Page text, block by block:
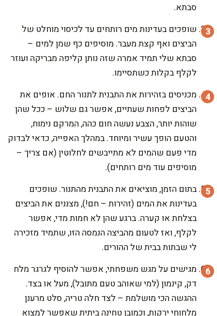
סבתא.
שופכים בעדינות מים רותחים עד לכיסוי מוחלט של
הביצים ואף קצת מעבר. מוסיפים כף שמן למים –
סבתא שלי תמיד אמרה שזה נותן קליפה מבריקה ועוזר
לקלף בקלות כשתסיימו.
מכניסים בזהירות את התבנית לתנור החם. אופים את
הביצים לפחות שעתיים, אפשר גם שלוש – ככל שהן
שוהות יותר, הצבע נעשה חום כהה, המרקם נימוח,
והטעם הופך עשיר ומיוחד. במהלך האפייה, כדאי לבדוק
מדי פעם שהמים לא מתייבשים לחלוטין (אם צריך –
מוסיפים עוד מים רותחים).
בתום הזמן, מוציאים את התבנית מהתנור. שופכים
בעדינות את המים (זהירות – חם!), מצננים את הביצים
בצלחת או קערה. ברגע שהן לא חמות מדי, אפשר
לקלף, ואז לטעום מהביצה הנמסה הזו, שתמיד מזכירה
לי שבתות בבית של ההורים.
מגישים על מגש משפחתי, אפשר להוסיף לגרגר מלח
דק, קינמון (למי שאוהב טעם מתובל), מעל או בצד.
ההגשה הכי מושלמת – לצד חלה טריה, סלט מרענן
מלחוחי ירקות, וכמובן טחינה ביתית שאפשר למצוא